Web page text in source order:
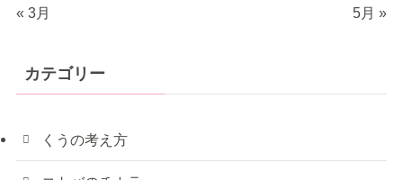
« 3月 5月 »
カテゴリー
くうの考え方